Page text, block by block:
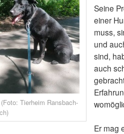
Tierheim Ransbach-
Seine
einer
muss,
und
sind,
auch
Er mag